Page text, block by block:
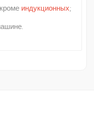
индукционных;